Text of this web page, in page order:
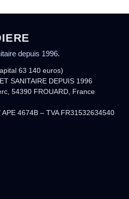
depuis 1996.
63 140 euros)
SANITAIRE DEPUIS 1996
54390 FROUARD, France
4674B – TVA FR31532634540